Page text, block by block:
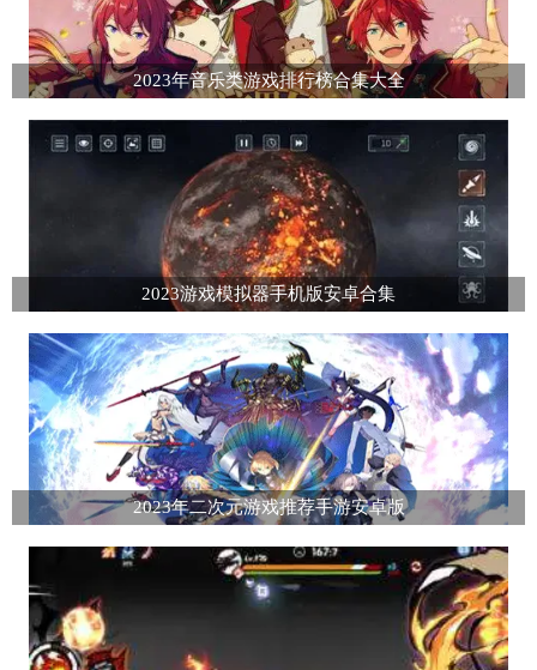
2023年音乐类游戏排行榜合集大全
2023游戏模拟器手机版安卓合集
2023年二次元游戏推荐手游安卓版